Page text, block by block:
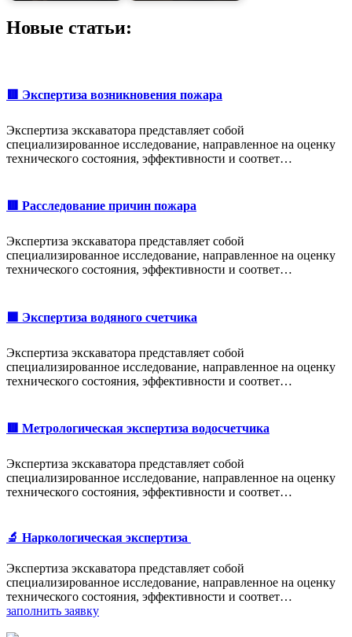
Новые статьи:
🟥 Экспертиза возникновения пожара
Экспертиза экскаватора представляет собой
специализированное исследование, направленное на оценку
технического состояния, эффективности и соответ…
🟥 Расследование причин пожара
Экспертиза экскаватора представляет собой
специализированное исследование, направленное на оценку
технического состояния, эффективности и соответ…
🟩 Экспертиза водяного счетчика
Экспертиза экскаватора представляет собой
специализированное исследование, направленное на оценку
технического состояния, эффективности и соответ…
🟥 Метрологическая экспертиза водосчетчика
Экспертиза экскаватора представляет собой
специализированное исследование, направленное на оценку
технического состояния, эффективности и соответ…
🔬 Наркологическая экспертиза
Экспертиза экскаватора представляет собой
специализированное исследование, направленное на оценку
технического состояния, эффективности и соответ…
заполнить заявку